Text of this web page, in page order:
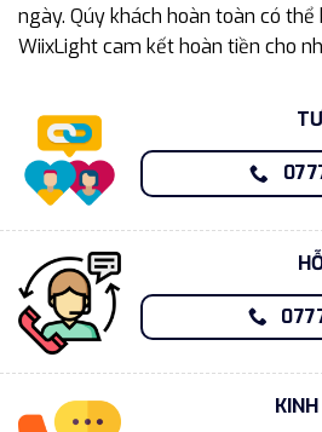
ngày. Qúy khách hoàn toàn có
WiixLight cam kết hoàn tiền cho